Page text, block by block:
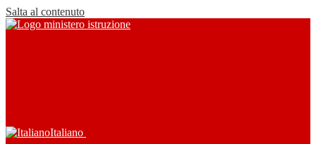
Salta al contenuto
Italiano